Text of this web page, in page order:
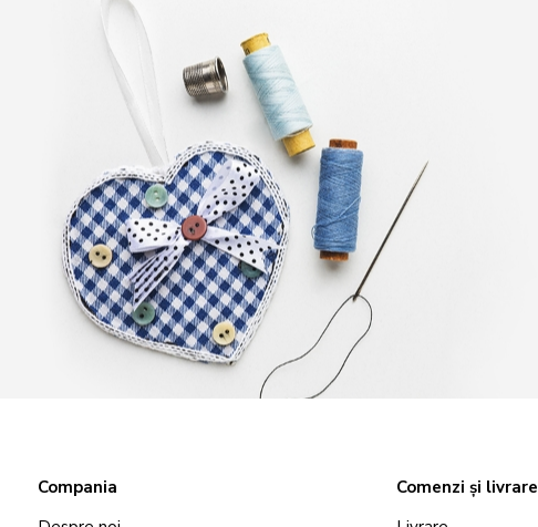
Compania
Comenzi și livrare